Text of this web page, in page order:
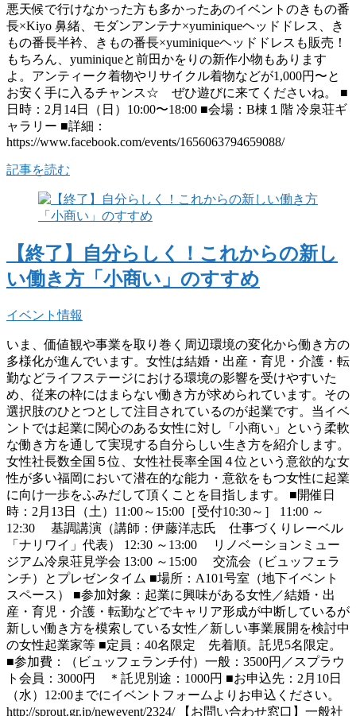
悪天候で行けなかった方も多かったあのイベントのきもの番
長×Kiyo 鼻緒、モダンアンテナ×yuminiqueヘッドドレス、き
もの番長半衿、きもの番長×yuminiqueヘッドドレスも販売！
もちろん、yuminiqueと前田かをりの新作小物もあります
よ。アンティーク着物やリサイクル着物などが1,000円〜と
お安く手に入るチャンス☆ ぜひ遊びに来てくださいね。 ■
日時：2月14日（日）10:00〜18:00 ■会場：B棟１階 冷泉荘ギ
ャラリー ■詳細：
https://www.facebook.com/events/1656063794659088/
記事を読む
【終了】自分らしく！これからの新し
い働き方「小商い」のすすめ
イベント情報
いま、価値観や事業を取り巻く周辺環境の変化から働き方の
多様化が進んでいます。女性は結婚・出産・育児・介護・転
勤などライフステージにおける環境の影響を受けやすいた
め、従来の枠にはまらない働き方が求められています。その
選択肢のひとつとして注目されているのが起業です。当イベ
ントでは起業に関心のある女性に対し「小商い」という柔軟
な働き方を通して実現する自分らしい生き方を紹介します。
女性社長数全国５位、女性社長率全国４位という意欲的な女
性が多い福岡において潜在的な能力・意欲をもつ女性に起業
に向け一歩をふみだして頂くことを目指します。 ■開催日
時：2月13日（土）11:00～15:00［受付10:30～］ 11:00 ～
12:30 基調講演（講師：伊藤洋志氏 仕事づくりレーベル
「ナリワイ」代表） 12:30 ～13:00 リノベーションミュー
ジアム冷泉荘見学会 13:00 ～15:00 交流会（ビュッフェラ
ンチ）とプレゼンタイム ■場所：A101号室（地下イベント
スペース） ■参加対象：起業に興味がある女性／結婚・出
産・育児・介護・転勤などでキャリア形成が中断しているが
新しい働き方を模索している女性／新しい事業展開を検討中
の女性起業家等 ■定員：40名限定 先着順。託児5名限定。
■参加費：（ビュッフェランチ付）一般：3500円／スプラウ
ト会員：3000円 ＊託児別途：1000円 ■お申込先：2月10日
（水）12:00までにイベントフォームよりお申込ください。
http://sprout.gr.jp/newevent/2324/ 【お問い合わせ窓口】一般社